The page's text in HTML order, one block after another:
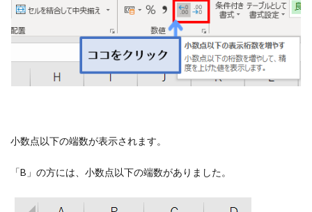
小数点以下の端数が表示されます。
「B」の方には、小数点以下の端数がありました。